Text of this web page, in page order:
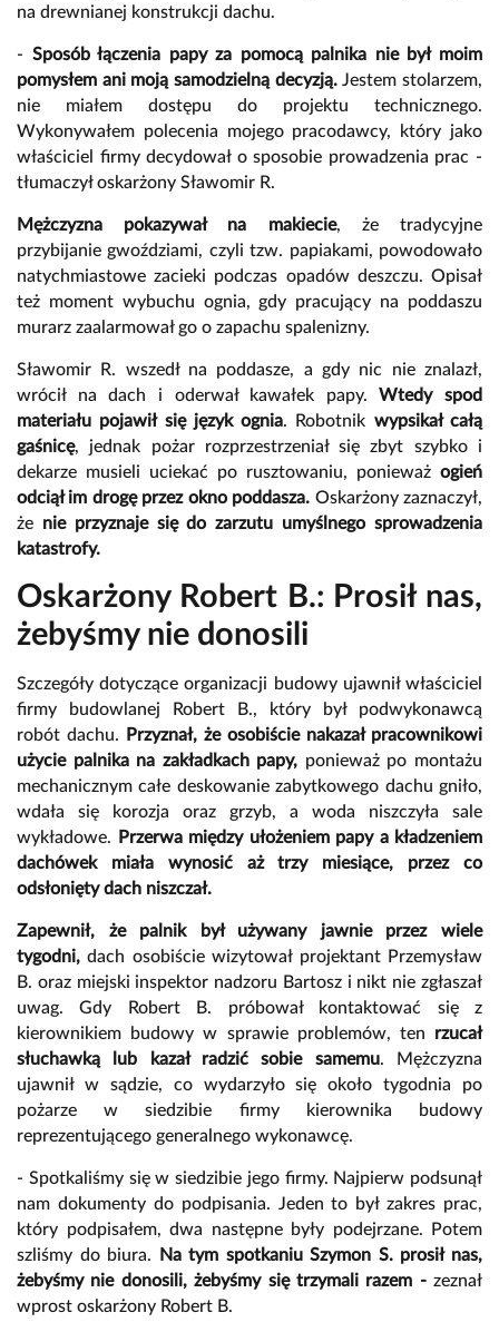
na drewnianej konstrukcji dachu.
- Sposób łączenia papy za pomocą palnika nie był moim
pomysłem ani moją samodzielną decyzją.Jestem stolarzem,
nie miałem dostępu do projektu technicznego.
Wykonywałem polecenia mojego pracodawcy, który jako
właściciel firmy decydował o sposobie prowadzenia prac -
tłumaczył oskarżony Sławomir R.
Mężczyzna pokazywał na makiecie, że tradycyjne
przybijanie gwoździami, czyli tzw. papiakami, powodowało
natychmiastowe zacieki podczas opadów deszczu. Opisał
też moment wybuchu ognia, gdy pracujący na poddaszu
murarz zaalarmował go o zapachu spalenizny.
Sławomir R. wszedł na poddasze, a gdy nic nie znalazł,
wrócił na dach i oderwał kawałek papy.Wtedy spod
materiału pojawił się język ognia. Robotnik wypsikał całą
gaśnicę, jednak pożar rozprzestrzeniał się zbyt szybko i
dekarze musieli uciekać po rusztowaniu, ponieważ ogień
odciął im drogę przez okno poddasza. Oskarżony zaznaczył,
że nie przyznaje się do zarzutu umyślnego sprowadzenia
katastrofy.
Oskarżony Robert B.: Prosił nas,
żebyśmy nie donosili
Szczegóły dotyczące organizacji budowy ujawnił właściciel
firmy budowlanej Robert B., który był podwykonawcą
robót dachu.
Przyznał, że osobiście nakazał pracownikowi
użycie palnika na zakładkach papy, ponieważ po montażu
mechanicznym całe deskowanie zabytkowego dachu gniło,
wdała się korozja oraz grzyb, a woda niszczyła sale
wykładowe. Przerwa między ułożeniem papy a kładzeniem
dachówek miała wynosić aż trzy miesiące, przez co
odsłonięty dach niszczał.
Zapewnił, że palnik był używany jawnie przez wiele
tygodni,dach osobiście wizytował projektant Przemysław
B. oraz miejski inspektor nadzoru Bartosz i nikt nie zgłaszał
uwag. Gdy Robert B. próbował kontaktować się z
kierownikiem budowy w sprawie problemów, ten rzucał
słuchawką lub kazał radzić sobie samemu. Mężczyzna
ujawnił w sądzie, co wydarzyło się około tygodnia po
pożarze w siedzibie firmy kierownika budowy
reprezentującego generalnego wykonawcę.
- Spotkaliśmy się w siedzibie jego firmy. Najpierw podsunął
nam dokumenty do podpisania. Jeden to był zakres prac,
który podpisałem, dwa następne były podejrzane. Potem
szliśmy do biura. Na tym spotkaniu Szymon S. prosił nas,
żebyśmy nie donosili, żebyśmy się trzymali razem -zeznał
wprost oskarżony Robert B.